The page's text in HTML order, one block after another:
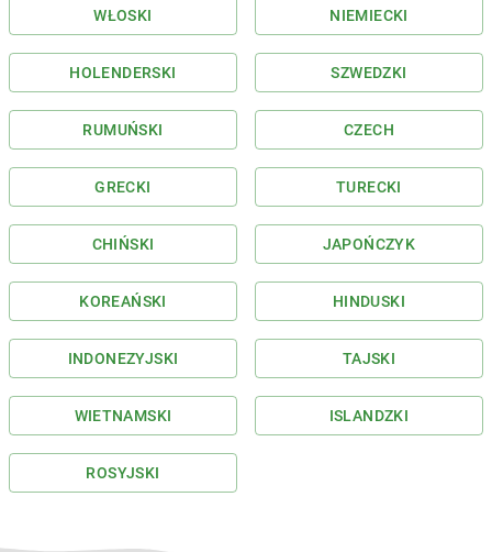
WŁOSKI NIEMIECKI
HOLENDERSKI SZWEDZKI
RUMUŃSKI CZECH
GRECKI TURECKI
CHIŃSKI JAPOŃCZYK
KOREAŃSKI HINDUSKI
INDONEZYJSKI TAJSKI
WIETNAMSKI ISLANDZKI
ROSYJSKI